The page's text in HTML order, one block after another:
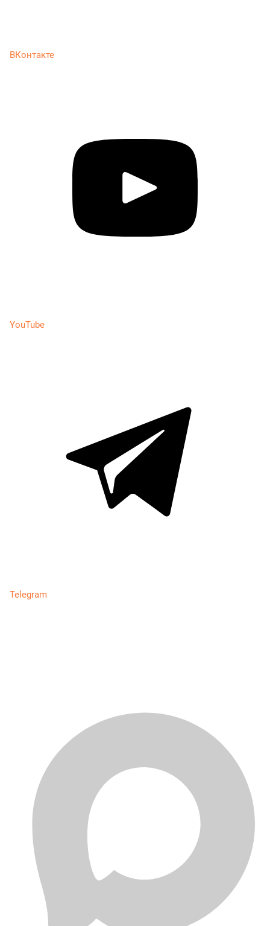
ВКонтакте
YouTube
Telegram